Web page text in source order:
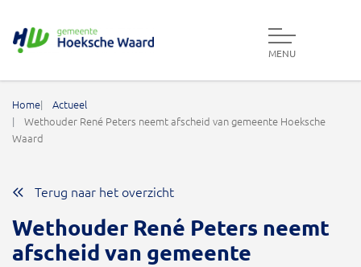
MENU
Home
Actueel
Wethouder René Peters neemt afscheid van gemeente Hoeksche
Waard
Terug naar het overzicht
Wethouder René Peters neemt
afscheid van gemeente